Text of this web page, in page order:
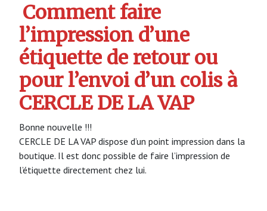
Comment faire
l’impression d’une
étiquette de retour ou
pour l’envoi d’un colis à
CERCLE DE LA VAP
Bonne nouvelle !!!
CERCLE DE LA VAP dispose d’un point impression dans la
boutique. Il est donc possible de faire l’impression de
l’étiquette directement chez lui.